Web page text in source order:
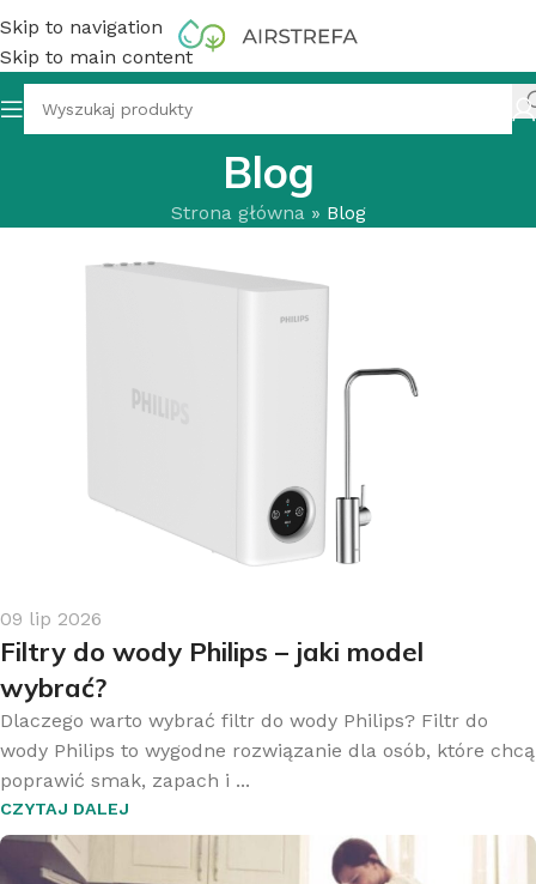
Skip to navigation
Skip to main content
Blog
Strona główna» Blog
09 lip 2026
Filtry do wody Philips – jaki model
wybrać?
Dlaczego warto wybrać filtr do wody Philips? Filtr do
wody Philips to wygodne rozwiązanie dla osób, które chcą
poprawić smak, zapach i ...
CZYTAJ DALEJ